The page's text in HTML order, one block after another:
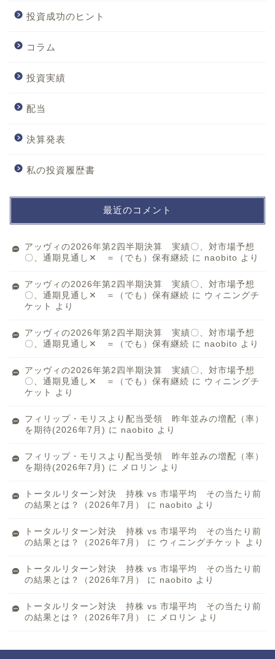
投資成功のヒント
コラム
投資実績
配当
決算発表
私の投資履歴書
最近のコメント
アッヴィの2026年第2四半期決算 実績〇、対市場予想
〇、通期見通し✕ ＝（でも）保有継続 に naobito より
アッヴィの2026年第2四半期決算 実績〇、対市場予想
〇、通期見通し✕ ＝（でも）保有継続 に ウィニングチ
ケット
より
アッヴィの2026年第2四半期決算 実績〇、対市場予想
〇、通期見通し✕ ＝（でも）保有継続 に naobito より
アッヴィの2026年第2四半期決算 実績〇、対市場予想
〇、通期見通し✕ ＝（でも）保有継続 に ウィニングチ
ケット
より
フィリップ・モリスより配当受領 昨年並みの増配（率）
を期待(2026年7月) に naobito より
フィリップ・モリスより配当受領 昨年並みの増配（率）
を期待(2026年7月) に メロリン より
トータルリターン対決 持株 vs 市場平均 その当たり前
の結果とは？（2026年7月）
に naobito より
トータルリターン対決 持株 vs 市場平均 その当たり前
の結果とは？（2026年7月）
に ウィニングチケット より
トータルリターン対決 持株 vs 市場平均 その当たり前
の結果とは？（2026年7月）
に naobito より
トータルリターン対決 持株 vs 市場平均 その当たり前
の結果とは？（2026年7月）
に メロリン より